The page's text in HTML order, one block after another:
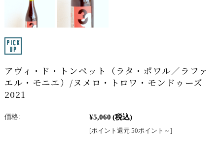
アヴィ・ド・トンペット（ラタ・ポワル／ラファ
エル・モニエ）/ヌメロ・トロワ・モンドゥーズ
2021
価格: ¥5,060 (税込)
[ポイント還元 50ポイント～]